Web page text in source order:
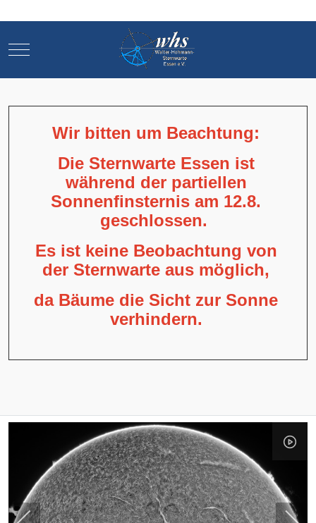
Mobile Menu Toggle
Wir bitten um Beachtung:
Die Sternwarte Essen ist
während der partiellen
Sonnenfinsternis am 12.8.
geschlossen.
Es ist keine Beobachtung von
der Sternwarte aus möglich,
da Bäume die Sicht zur Sonne
verhindern.